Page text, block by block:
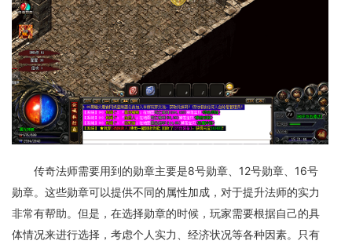
传奇法师需要用到的勋章主要是8号勋章、12号勋章、16号
勋章。这些勋章可以提供不同的属性加成，对于提升法师的实力
非常有帮助。但是，在选择勋章的时候，玩家需要根据自己的具
体情况来进行选择，考虑个人实力、经济状况等各种因素。只有